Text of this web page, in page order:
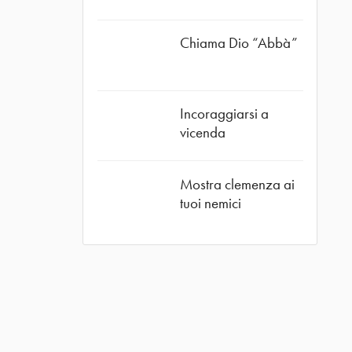
Chiama Dio “Abbà”
Incoraggiarsi a
vicenda
Mostra clemenza ai
tuoi nemici